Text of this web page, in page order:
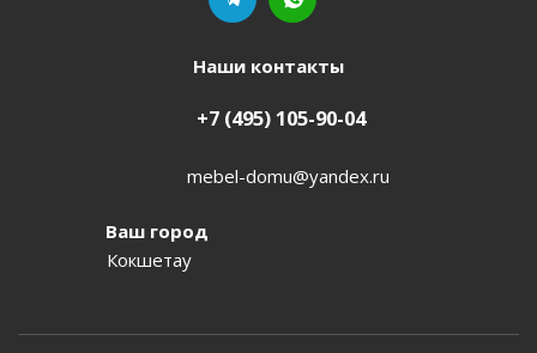
Наши контакты
+7 (495) 105-90-04
mebel-domu@yandex.ru
Ваш город
Кокшетау